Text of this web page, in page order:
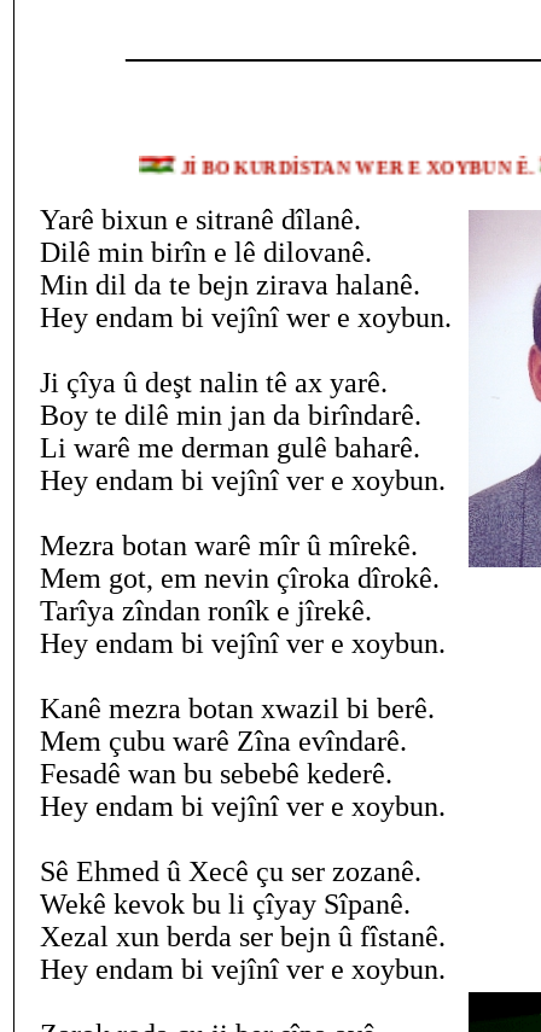
Jİ BO KURDİSTAN WER E
Yarê bixun e sitranê dîlanê.
Dilê min birîn e lê dilovanê.
Min dil da te bejn zirava halanê.
Hey endam bi vejînî wer e xoybun.
Ji çîya û deşt nalin tê ax yarê.
Boy te dilê min jan da birîndarê.
Li warê me derman gulê baharê.
Hey endam bi vejînî ver e xoybun.
Mezra botan warê mîr û mîrekê.
Mem got, em nevin çîroka dîrokê.
Tarîya zîndan ronîk e jîrekê.
Hey endam bi vejînî ver e xoybun.
Kanê mezra botan xwazil bi berê.
Mem çubu warê Zîna evîndarê.
Fesadê wan bu sebebê kederê.
Hey endam bi vejînî ver e xoybun.
Sê Ehmed û Xecê çu ser zozanê.
Wekê kevok bu li çîyay Sîpanê.
Xezal xun berda ser bejn û fîstanê.
Hey endam bi vejînî ver e xoybun.